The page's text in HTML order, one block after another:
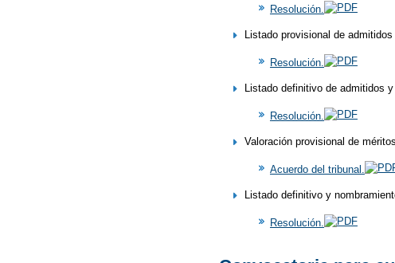
Resolución.
Listado provisional de
Resolución.
Listado definitivo de admitidos
Resolución.
Valoración provisional de
Acuerdo del tribunal.
Listado definitivo y
Resolución.